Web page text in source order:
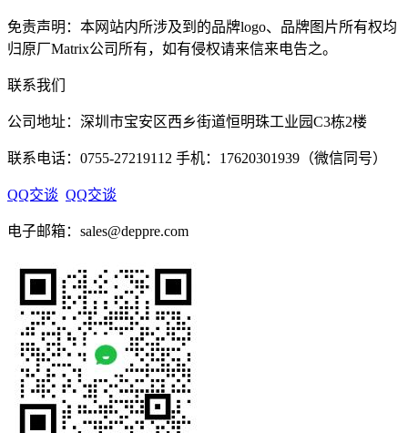
免责声明：本网站内所涉及到的品牌logo、品牌图片所有权均
归原厂Matrix公司所有，如有侵权请来信来电告之。
联系我们
公司地址：深圳市宝安区西乡街道恒明珠工业园C3栋2楼
联系电话：0755-27219112 手机：17620301939（微信同号）
QQ交谈 QQ交谈
电子邮箱：sales@deppre.com